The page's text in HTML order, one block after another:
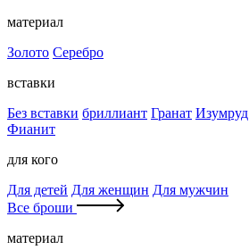
материал
Золото Серебро
вставки
Без вставки бриллиант Гранат Изумруд
Фианит
для кого
Для детей Для женщин Для мужчин
Все броши
материал